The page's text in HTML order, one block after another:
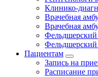
Клинико-
Врачебная
Врачебная
Фельдшерский
Фельдшерский
Пациентам
Запись на
Расписание